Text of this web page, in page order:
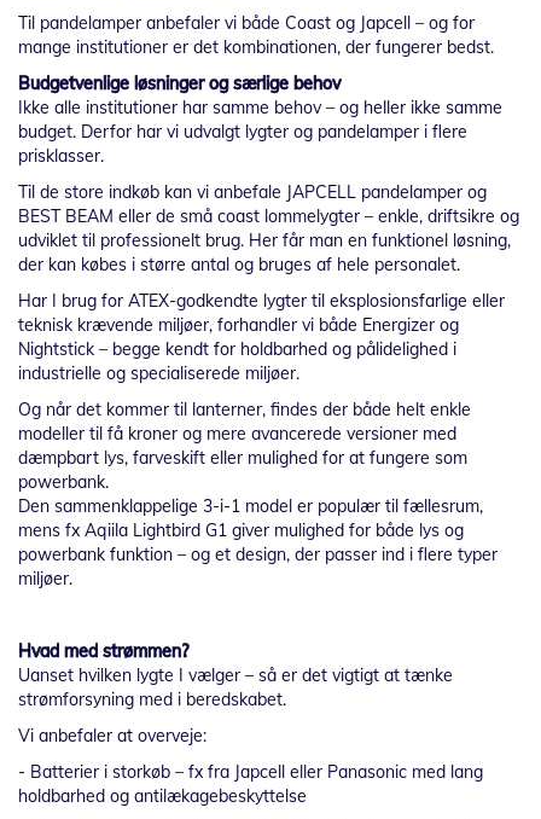
Til pandelamper anbefaler vi både Coast og Japcell – og for
mange institutioner er det kombinationen, der fungerer bedst.
Budgetvenlige løsninger og særlige behov
Ikke alle institutioner har samme behov – og heller ikke samme
budget. Derfor har vi udvalgt lygter og pandelamper i flere
prisklasser.
Til de store indkøb kan vi anbefale JAPCELL pandelamper og
BEST BEAM eller de små coast lommelygter – enkle, driftsikre og
udviklet til professionelt brug. Her får man en funktionel løsning,
der kan købes i større antal og bruges af hele personalet.
Har I brug for ATEX-godkendte lygter til eksplosionsfarlige eller
teknisk krævende miljøer, forhandler vi både Energizer og
Nightstick – begge kendt for holdbarhed og pålidelighed i
industrielle og specialiserede miljøer.
Og når det kommer til lanterner, findes der både helt enkle
modeller til få kroner og mere avancerede versioner med
dæmpbart lys, farveskift eller mulighed for at fungere som
powerbank.
Den sammenklappelige 3-i-1 model er populær til fællesrum,
mens fx Aqiila Lightbird G1 giver mulighed for både lys og
powerbank funktion – og et design, der passer ind i flere typer
miljøer.
Hvad med strømmen?
Uanset hvilken lygte I vælger – så er det vigtigt at tænke
strømforsyning med i beredskabet.
Vi anbefaler at overveje:
- Batterier i storkøb – fx fra Japcell eller Panasonic med lang
holdbarhed og antilækagebeskyttelse